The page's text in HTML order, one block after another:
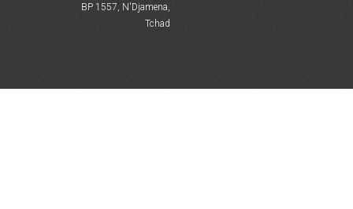
BP 1557, N'Djamena,
Tchad